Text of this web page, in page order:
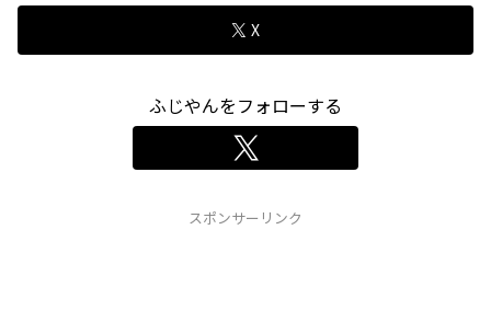
X
ふじやんをフォローする
スポンサーリンク